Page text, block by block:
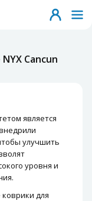
Cancun
является
улучшить
уровня и
для